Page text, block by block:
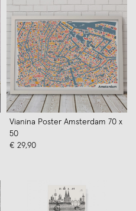
Vianina Poster Amsterdam 70 x
50
€ 29,90